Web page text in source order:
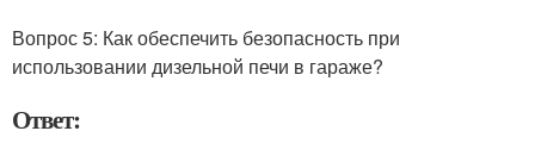
Вопрос 5: Как обеспечить безопасность при
использовании дизельной печи в гараже?
Ответ: